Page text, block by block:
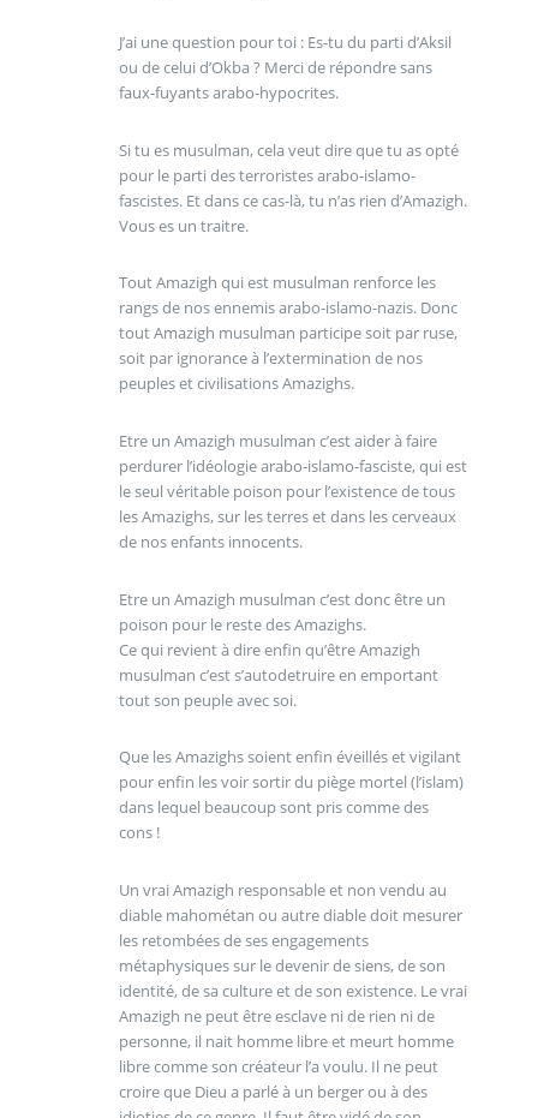
J’ai une question pour toi : Es-tu du parti d’Aksil
ou de celui d’Okba ? Merci de répondre sans
faux-fuyants arabo-hypocrites.
Si tu es musulman, cela veut dire que tu as opté
pour le parti des terroristes arabo-islamo-
fascistes. Et dans ce cas-là, tu n’as rien d’Amazigh.
Vous es un traitre.
Tout Amazigh qui est musulman renforce les
rangs de nos ennemis arabo-islamo-nazis. Donc
tout Amazigh musulman participe soit par ruse,
soit par ignorance à l’extermination de nos
peuples et civilisations Amazighs.
Etre un Amazigh musulman c’est aider à faire
perdurer l’idéologie arabo-islamo-fasciste, qui est
le seul véritable poison pour l’existence de tous
les Amazighs, sur les terres et dans les cerveaux
de nos enfants innocents.
Etre un Amazigh musulman c’est donc être un
poison pour le reste des Amazighs.
Ce qui revient à dire enfin qu’être Amazigh
musulman c’est s’autodetruire en emportant
tout son peuple avec soi.
Que les Amazighs soient enfin éveillés et vigilant
pour enfin les voir sortir du piège mortel (l’islam)
dans lequel beaucoup sont pris comme des
cons !
Un vrai Amazigh responsable et non vendu au
diable mahométan ou autre diable doit mesurer
les retombées de ses engagements
métaphysiques sur le devenir de siens, de son
identité, de sa culture et de son existence. Le vrai
Amazigh ne peut être esclave ni de rien ni de
personne, il nait homme libre et meurt homme
libre comme son créateur l’a voulu. Il ne peut
croire que Dieu a parlé à un berger ou à des